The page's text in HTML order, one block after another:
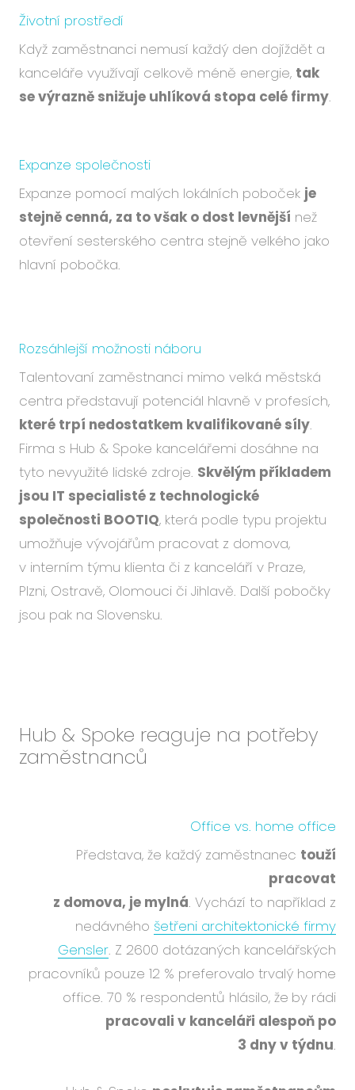
Životní prostředí
Když zaměstnanci nemusí každý den dojíždět a
kanceláře využívají celkově méně energie, tak
se výrazně snižuje uhlíková stopa celé firmy.
Expanze společnosti
Expanze pomocí malých lokálních poboček je
stejně cenná, za to však o dost levnější než
otevření sesterského centra stejně velkého jako
hlavní pobočka.
Rozsáhlejší možnosti náboru
Talentovaní zaměstnanci mimo velká městská
centra představují potenciál hlavně v profesích,
které trpí nedostatkem kvalifikované síly.
Firma s Hub & Spoke kancelářemi dosáhne na
tyto nevyužité lidské zdroje. Skvělým příkladem
jsou IT specialisté z technologické
společnosti BOOTIQ, která podle typu projektu
umožňuje vývojářům pracovat z domova,
v interním týmu klienta či z kanceláří v Praze,
Plzni, Ostravě, Olomouci či Jihlavě. Další pobočky
jsou pak na Slovensku.
Hub & Spoke reaguje na potřeby
zaměstnanců
Office vs. home office
Představa, že každý zaměstnanec touží
pracovat
z domova, je mylná. Vychází to například z
nedávného šetřeni architektonické firmy
Gensler. Z 2600 dotázaných kancelářských
pracovníků pouze 12 % preferovalo trvalý home
office. 70 % respondentů hlásilo, že by rádi
pracovali v kanceláři alespoň po
3 dny v týdnu.